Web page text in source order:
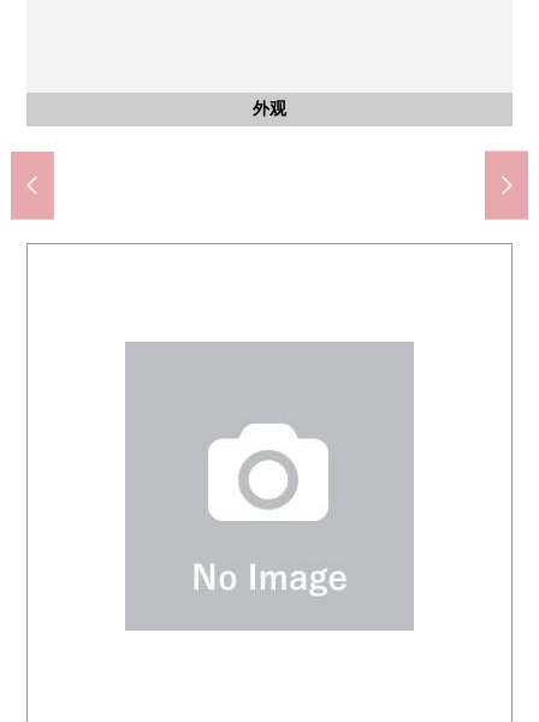
外观
入口
共有部分
SUGI药品大井町商店(约230m)
在品川区政府机关的前面的邮局(约340m)
阪急百货店大井食品馆(约950m)
ATRE大井町(约950m)
豊葉之杜学园(约130m)
品川区立品川中央公园(约410m)